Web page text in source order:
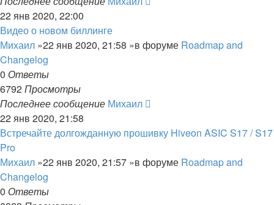
22 янв 2020, 22:00
Видео о новом биллинге
Михаил »22 янв 2020, 21:58 »в форуме Roadmap and
Changelog
0 Ответы
6792Просмотры
Последнее сообщение Михаил
22 янв 2020, 21:58
Встречайте долгожданную прошивку Hiveon ASIC S17 / S17
Pro
Михаил »22 янв 2020, 21:57 »в форуме Roadmap and
Changelog
0 Ответы